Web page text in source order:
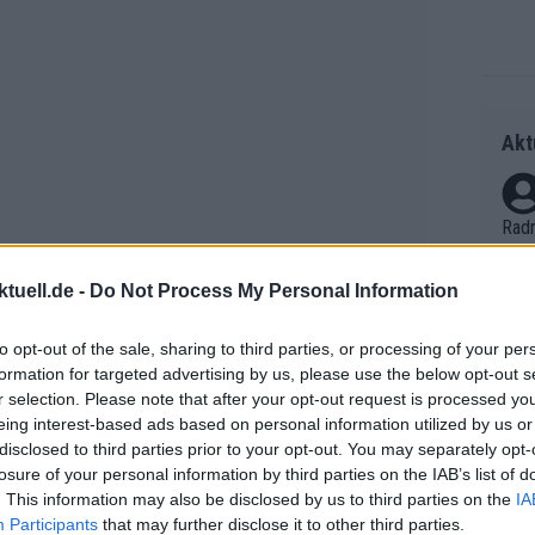
- Do Not Process My Personal Information
opt-out of the sale, sharing to third parties, or processing of your
for targeted advertising by us, please use the below opt-out
selection. Please note that after your opt-out request is processed
interest-based ads based on personal information utilized by us
to third parties prior to your opt-out. You may separately
of your personal information by third parties on the IAB’s list of
This information may also be disclosed by us to third parties on the
Participants that may further disclose it to other third parties.
Poppel gegenüber Wielerflits. „Ich
Das kann in einer Karriere passieren,
ss
et.
Auf
V?